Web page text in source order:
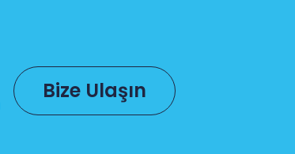
Bize Ulaşın